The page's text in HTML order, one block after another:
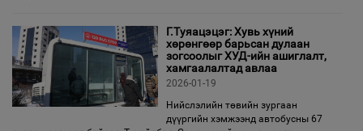
Г.Туяацэцэг: Хувь хүний
хөрөнгөөр барьсан дулаан
зогсоолыг ХУД-ийн ашиглалт,
хамгаалалтад авлаа
2026-01-19
Нийслэлийн төвийн зургаан
дүүргийн хэмжээнд автобусны 67